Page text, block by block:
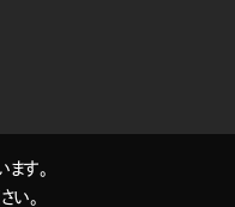
す。
い。